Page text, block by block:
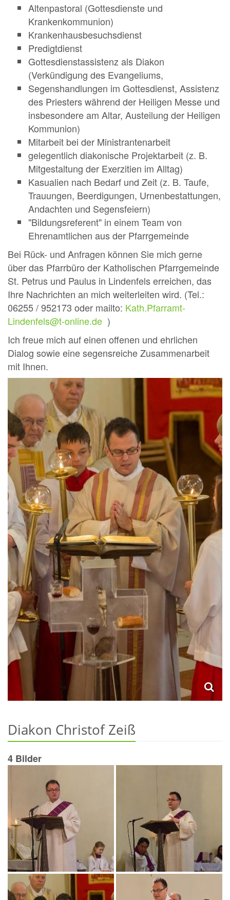
Altenpastoral (Gottesdienste und
Krankenkommunion)
Krankenhausbesuchsdienst
Predigtdienst
Gottesdienstassistenz als Diakon
(Verkündigung des Evangeliums,
Segenshandlungen im Gottesdienst, Assistenz
des Priesters während der Heiligen Messe und
insbesondere am Altar, Austeilung der Heiligen
Kommunion)
Mitarbeit bei der Ministrantenarbeit
gelegentlich diakonische Projektarbeit (z. B.
Mitgestaltung der Exerzitien im Alltag)
Kasualien nach Bedarf und Zeit (z. B. Taufe,
Trauungen, Beerdigungen, Urnenbestattungen,
Andachten und Segensfeiern)
"Bildungsreferent" in einem Team von
Ehrenamtlichen aus der Pfarrgemeinde
Bei Rück- und Anfragen können Sie mich gerne
über das Pfarrbüro der Katholischen Pfarrgemeinde
St. Petrus und Paulus in Lindenfels erreichen, das
Ihre Nachrichten an mich weiterleiten wird. (Tel.:
06255 / 952173 oder mailto: Kath.Pfarramt-
Lindenfels@t-online.de )
Ich freue mich auf einen offenen und ehrlichen
Dialog sowie eine segensreiche Zusammenarbeit
mit Ihnen.
Diakon Christof Zeiß
4 Bilder